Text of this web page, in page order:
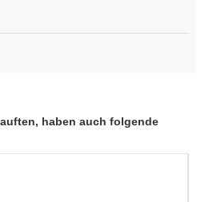
haben auch folgende